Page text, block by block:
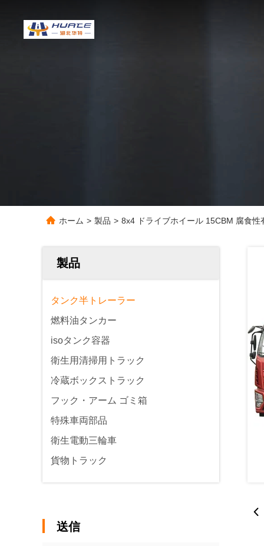
ホーム > 製品 > 8x4 ドライブホイール 15CBM 腐食
製品
タンク半トレーラー
燃料油タンカー
isoタンク容器
衛生用清掃用トラック
冷蔵ボックストラック
フック・アーム ゴミ箱
特殊車両部品
衛生電動三輪車
貨物トラック
送信